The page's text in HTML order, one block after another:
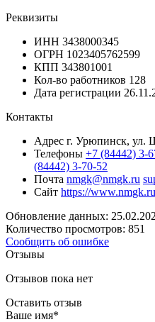
Реквизиты
ИНН 3438000345
ОГРН 1023405762599
КПП 343801001
Кол-во работников 128
Дата регистрации
Контакты
Адрес г. Урюпинск, ул.
Телефоны +7 (84442) 3-
(84442) 3-70-52
Почта nmgk@nmgk.ru
Сайт https://www.nmgk.ru
Обновление данных:
Количество просмотров: 851
Сообщить об ошибке
Отзывы
Отзывов пока нет
Оставить отзыв
Ваше имя*